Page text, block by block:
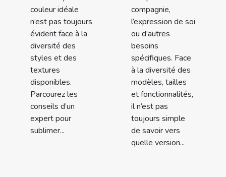
couleur idéale
n’est pas toujours
évident face à la
diversité des
styles et des
textures
disponibles.
Parcourez les
conseils d’un
expert pour
sublimer...
compagnie,
l’expression de soi
ou d’autres
besoins
spécifiques. Face
à la diversité des
modèles, tailles
et fonctionnalités,
il n’est pas
toujours simple
de savoir vers
quelle version...